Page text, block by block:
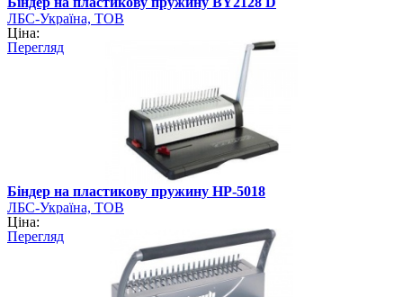
ЛБС-Україна, ТОВ
Ціна:
Перегляд
Біндер на пластикову пружину HP-5018
ЛБС-Україна, ТОВ
Ціна:
Перегляд